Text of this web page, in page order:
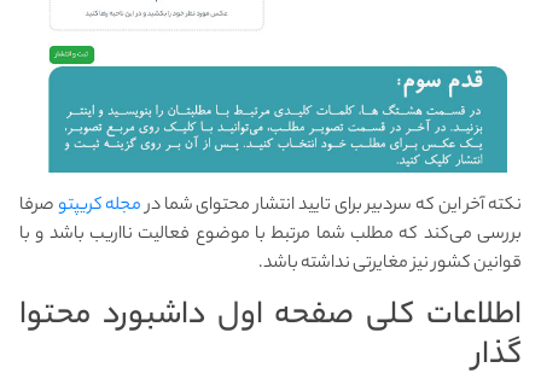
نکته آخر این که سردبیر برای تایید انتشار محتوای شما درمجله کریپتوصرفا
بررسی می‌کند که مطلب شما مرتبط با موضوع فعالیت نااریب باشد و با
قوانین کشور نیز مغایرتی نداشته باشد.
اطلاعات کلی صفحه اول داشبورد محتوا
گذار